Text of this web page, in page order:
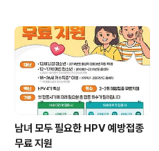
남녀 모두 필요한 HPV 예방접종
무료 지원